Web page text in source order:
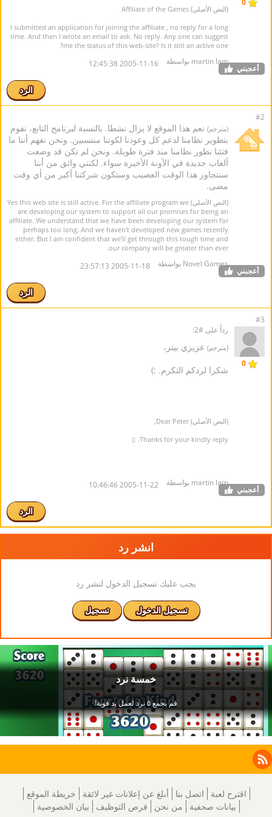
0
(النص الأصلي) Affiliate of the Games
I submitted an application for joining the affiliate , no reply for a long
time. And then I wrote an email to ask. No reply. Any one can suggest
me the status of this web-site? Is it still an active one?
martin lam بواسطة 2005-11-16 12:45:38 أعجبني
الرد
#2
(مترجم) نعم هذا الموقع لا يزال نشطا. بالنسبة لبرنامج التابع، نقوم
بتطوير نظامنا لدعم كل وعودنا لكوننا منتسبين. ونحن نفهم أننا ما
فتئنا نطور نظامنا منذ فترة طويلة. ونحن لم تكن قد وضعت
ألعاب جديدة في الآونة الأخيرة سواء. لكنني واثق من أننا
سنتجاوز هذا الوقت العصيب وستكون شركتنا أكبر من أي وقت
مضى.
(النص الأصلي) Yes this web site is still active. For the affiliate program we
are developing our system to support all our promises for being an
affiliate. We understand that we have been developing our system for
perhaps too long. And we haven't developed new games recently
either. But I am confident that we'll get through this tough time and
our company will be greater than ever.
Novel Games بواسطة 2005-11-18 23:57:13 أعجبني
الرد
#3
0
رداً على #2:
(مترجم) عزيزي بيتر،
شكرا لردكم التكرم. :)
(النص الأصلي) Dear Peter,
Thanks for your kindly reply. :)
martin lam بواسطة 2005-11-22 10:46:46 أعجبني
الرد
انشر رد
يجب عليك تسجيل الدخول لنشر رد
تسجيل الدخول تسجيل
Facebook
Instagram
X
LinkedIn
RSS
اقترح لعبة اتصل بنا أبلغ عن إعلانات غير لائقة
خريطة الموقع
بيانات صحفية
من نحن فرص التوظيف بيان الخصوصية